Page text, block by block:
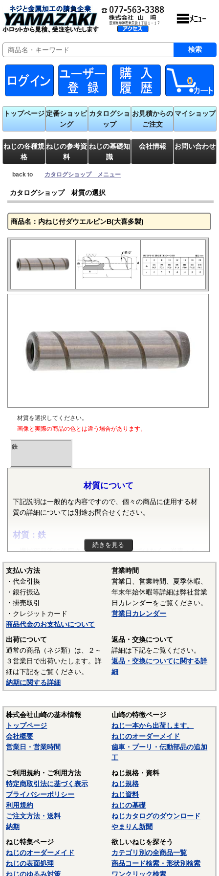
0
トップページ 定番ショッピ
ング
カタログショ
ップ
お見積からの
ご注文
マイショップ
ねじの各種規
格
ねじの参考資
料
ねじの基礎知
識
会社情報 お問い合わせ
back to カタログショップ メニュー
カタログショップ 材質の選択
商品名：内ねじ付ダウエルピンB(大喜多製)
材質を選択してください。
画像と実際の商品の色とは違う場合があります。
鉄
材質について
下記説明は一般的な内容ですので、個々の商品に使用する材
質の詳細については別途お問合せください。
材質：鉄
機械部品等に使用される鉄は純粋な鉄ではなく、炭素・ケ
イ素・マンガン・リン・硫黄等の元素が含まれた普通鋼や普
通鋼に特殊な元素が加えられた特殊鋼が使用されます。ボル
ト、小ねじ、タッピンねじ、ナット、リベット等では冷間圧
造用炭素鋼線（SWCH）がよく使用されます。平座金等は冷
間圧延鋼板（SPCC）等、ばね座金等は硬鋼線（SWRH）等、
スプリングピンや歯付き座金等はみがき特殊帯鋼（S60CM～
S70CM）等でメーカーや製品毎で様々な材質が使用されてい
ます。当サイトでは特定の材質表記がない場合は、これらの
鉄鋼材料を一般名称の「鉄」と表記しています。
－－－－－－－－－－－－－－－
☆ねじに使用される材料については下記ページにも掲載して
います。ご参照ください。
〇鉄鋼材料
ステンレス材料
続きを見る
支払い方法
・代金引換
・銀行振込
・掛売取引
・クレジットカード
商品代金のお支払いについて
営業時間
営業日、営業時間、夏季休暇、
年末年始休暇等詳細は弊社営業
日カレンダーをご覧ください。
営業日カレンダー
出荷について
通常の商品（ネジ類）は、２～
３営業日で出荷いたします。詳
細は下記をご覧ください。
納期に関する詳細
返品・交換について
詳細は下記をご覧ください。
返品・交換についてに関する詳
細
株式会社山崎の基本情報
トップページ
会社概要
営業日・営業時間
山崎の特徴ページ
ねじ一本から出荷します。
ねじのオーダーメイド
歯車・プーリ・伝動部品の追加
工
ご利用規約・ご利用方法
特定商取引法に基づく表示
プライバシーポリシー
利用規約
ご注文方法・送料
納期
ねじ規格・資料
ねじ規格
ねじ資料
ねじの基礎
ねじカタログのダウンロード
やまりん新聞
ねじ特集ページ
ねじのオーダーメイド
ねじの表面処理
ねじのゆるみ対策
欲しいねじを探そう
カテゴリ別の全商品一覧
商品コード検索・形状別検索
ワンクリック検索